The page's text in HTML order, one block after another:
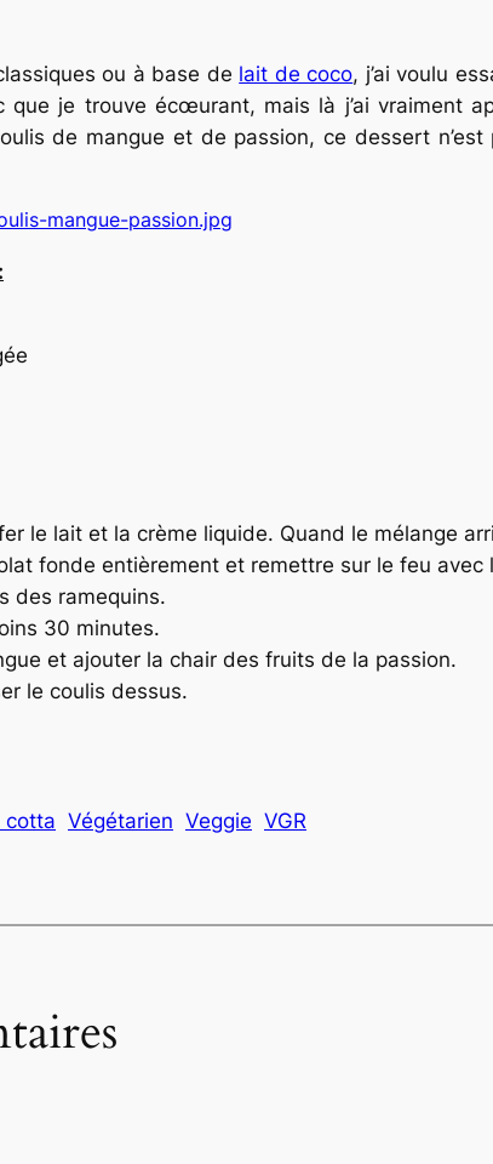
ou à base de lait de coco, j’ai voulu
je trouve écœurant, mais là j’ai vraiment
de mangue et de passion, ce dessert
le lait et la crème liquide. Quand le mélange
fonde entièrement et remettre sur le feu avec
des ramequins.
30 minutes.
et ajouter la chair des fruits de la passion.
le coulis dessus.
cotta Végétarien Veggie VGR